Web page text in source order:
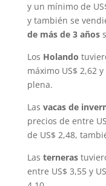
y un mínimo de
y también se
de más de 3 años
Los Holando
máximo US$ 2,62
plena.
Las vacas de
precios de entre
de US$ 2,48,
Las terneras
entre US$ 3,55 y